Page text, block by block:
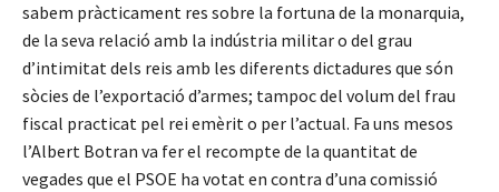
sabem pràcticament res sobre la fortuna de la monarquia,
de la seva relació amb la indústria militar o del grau
d’intimitat dels reis amb les diferents dictadures que són
sòcies de l’exportació d’armes; tampoc del volum del frau
fiscal practicat pel rei emèrit o per l’actual. Fa uns mesos
l’Albert Botran va fer el recompte de la quantitat de
vegades que el PSOE ha votat en contra d’una comissió